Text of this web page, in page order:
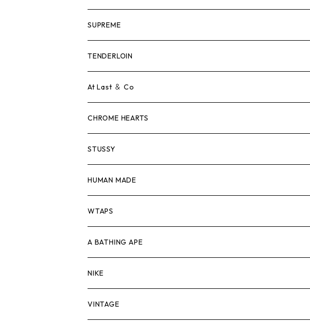
SUPREME
Tシャツ
ロンTEE
スウェット/ニット
シャツ
ジャケット
パンツ
キャップ・ハット
バッグ
シューズ
TENDERLOIN
Tシャツ
ロンTEE
スウェット/ニット
シャツ
ジャケット
パンツ
キャップ・ハット
バッグ
At Last ＆ Co
Tシャツ
ロンTEE
スウェット/ニット
シャツ
ジャケット
パンツ
キャップ・ハット
CHROME HEARTS
Tシャツ
ロンTEE
スウェット/ニット
シャツ
ジャケット
パンツ
STUSSY
Tシャツ
ロンTEE
スウェット/ニット
シャツ
ジャケット
HUMAN MADE
Tシャツ
ロンT
スウェット/ニット
シャツ
WTAPS
Tシャツ
ロンTEE
スウェット/ニット
A BATHING APE
Tシャツ
ロンTEE
NIKE
シューズ
VINTAGE